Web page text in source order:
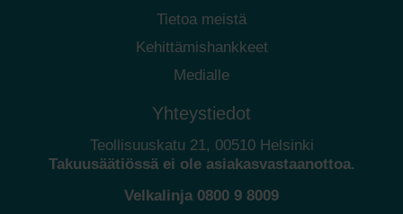
Tietoa meistä
Kehittämishankkeet
Medialle
Yhteystiedot
Teollisuuskatu 21, 00510 Helsinki
Takuusäätiössä ei ole asiakasvastaanottoa.
Velkalinja 0800 9 8009